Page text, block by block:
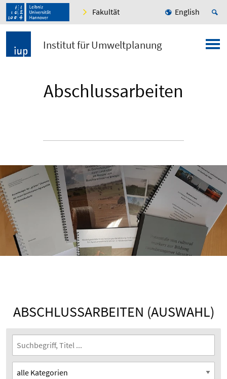
Fakultät English
Institut für Umweltplanung
Abschlussarbeiten
ABSCHLUSSARBEITEN (AUSWAHL)